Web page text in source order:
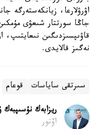
اۋرۋلارعا، زيانكەستەرگە
جاڭا سورتتار شىعۋى
قاۋىپسىزدىگىن نىعايتىپ،
نەگىز قالايدى.
سىرتقى ساياسات قوعام
ريزابەك نۇسىپبەك
اۆتور